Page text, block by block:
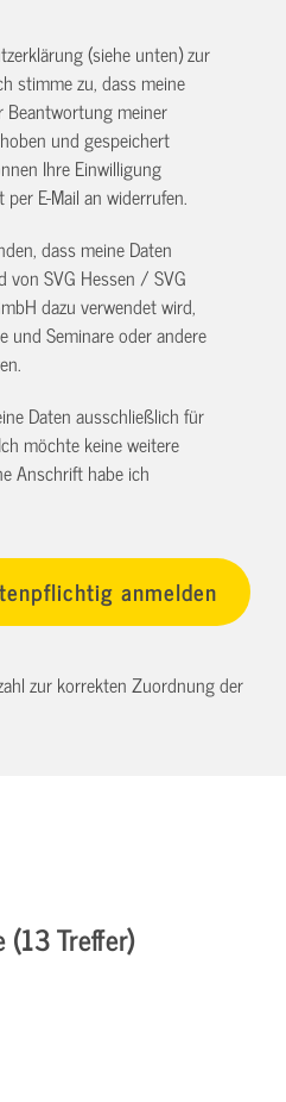
(siehe unten) zur
stimme zu, dass meine
Beantwortung meiner
und gespeichert
Ihre Einwilligung
per E-Mail anwiderrufen.
dass meine Daten
von SVG Hessen / SVG
dazu verwendet wird,
und Seminare oder andere
Daten ausschließlich für
möchte keine weitere
Anschrift habe ich
zur korrekten Zuordnung der
(13 Treffer)